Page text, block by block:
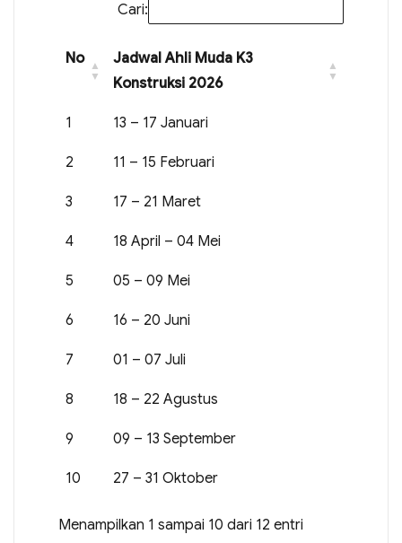
Cari:
No
Jadwal Ahli Muda K3
Konstruksi 2026
1 13 – 17 Januari
2 11 – 15 Februari
3 17 – 21 Maret
4 18 April – 04 Mei
5 05 – 09 Mei
6 16 – 20 Juni
7 01 – 07 Juli
8 18 – 22 Agustus
9 09 – 13 September
10 27 – 31 Oktober
Menampilkan 1 sampai 10 dari 12 entri